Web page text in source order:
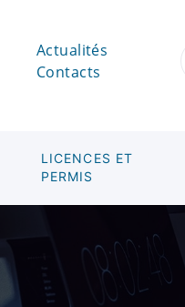
Actualités
Contacts
LICENCES ET
PERMIS